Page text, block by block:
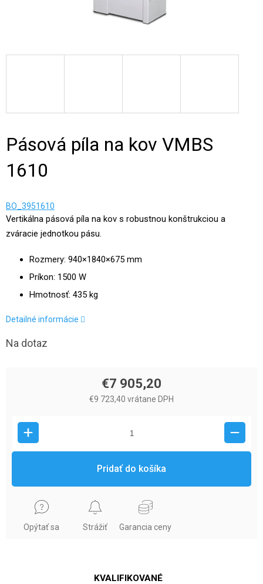
Pásová píla na kov VMBS
1610
BO_3951610
Vertikálna pásová píla na kov s robustnou konštrukciou a
zváracie jednotkou pásu.
Rozmery: 940×1840×675 mm
Príkon: 1500 W
Hmotnosť: 435 kg
Detailné informácie
Na dotaz
€7 905,20
€9 723,40 vrátane DPH
Pridať do košíka
Opýtať sa Strážiť Garancia ceny
KVALIFIKOVANÉ